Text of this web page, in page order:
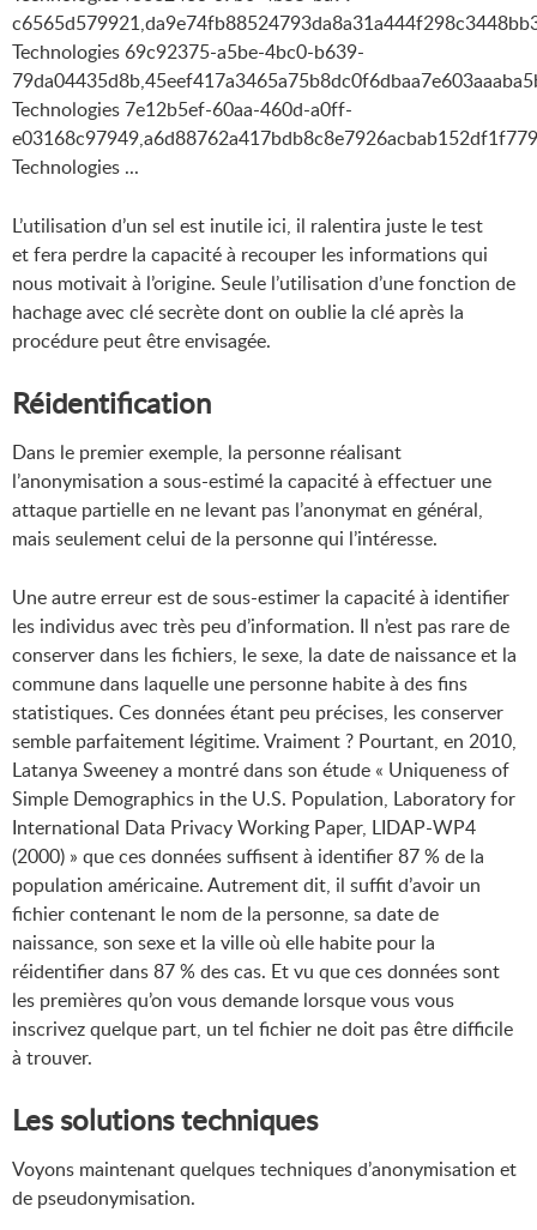
Technologies 69c92375-a5be-4bc0-b639-
Technologies 7e12b5ef-60aa-460d-a0ff-
Technologies ...
L’utilisation d’un sel est inutile ici, il ralentira juste le test
et fera perdre la capacité à recouper les informations qui
nous motivait à l’origine. Seule l’utilisation d’une fonction de
hachage avec clé secrète dont on oublie la clé après la
procédure peut être envisagée.
Réidentification
Dans le premier exemple, la personne réalisant
l’anonymisation a sous-estimé la capacité à effectuer une
attaque partielle en ne levant pas l’anonymat en général,
mais seulement celui de la personne qui l’intéresse.
Une autre erreur est de sous-estimer la capacité à identifier
les individus avec très peu d’information. Il n’est pas rare de
conserver dans les fichiers, le sexe, la date de naissance et la
commune dans laquelle une personne habite à des fins
statistiques. Ces données étant peu précises, les conserver
semble parfaitement légitime. Vraiment ? Pourtant, en 2010,
Latanya Sweeney a montré dans son étude « Uniqueness of
Simple Demographics in the U.S. Population, Laboratory for
International Data Privacy Working Paper, LIDAP-WP4
(2000) » que ces données suffisent à identifier 87 % de la
population américaine. Autrement dit, il suffit d’avoir un
fichier contenant le nom de la personne, sa date de
naissance, son sexe et la ville où elle habite pour la
réidentifier dans 87 % des cas. Et vu que ces données sont
les premières qu’on vous demande lorsque vous vous
inscrivez quelque part, un tel fichier ne doit pas être difficile
à trouver.
Les solutions techniques
Voyons maintenant quelques techniques d’anonymisation et
de pseudonymisation.